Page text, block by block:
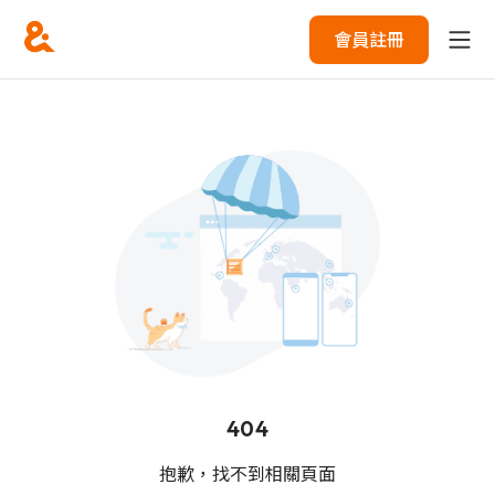
會員註冊
404
抱歉，找不到相關頁面